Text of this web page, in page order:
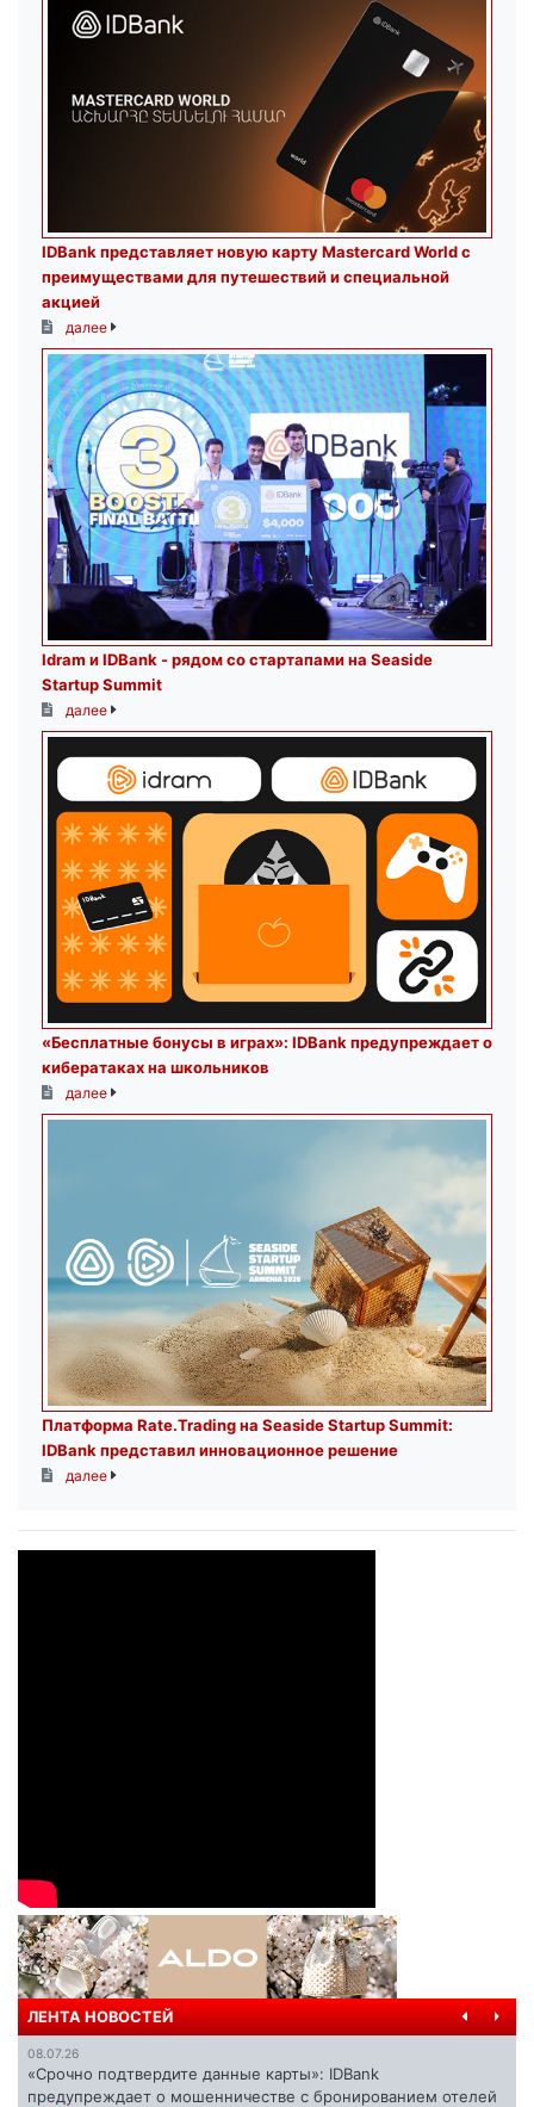
IDBank представляет новую карту Mastercard World с
преимуществами для путешествий и специальной
акцией
далее
Idram и IDBank - рядом со стартапами на Seaside
Startup Summit
далее
«Бесплатные бонусы в играх»: IDBank предупреждает о
кибератаках на школьников
далее
Платформа Rate.Trading на Seaside Startup Summit:
IDBank представил инновационное решение
далее
ЛЕНТА НОВОСТЕЙ
08.07.26
«Срочно подтвердите данные карты»: IDBank
предупреждает о мошенничестве с бронированием отелей